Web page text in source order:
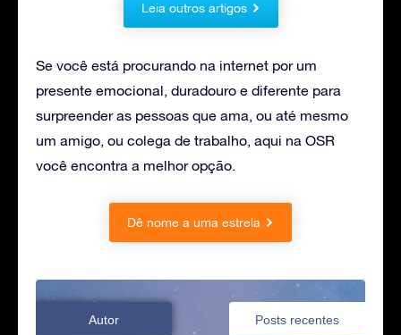
Leia outros artigos
Se você está procurando na internet por um
presente emocional, duradouro e diferente para
surpreender as pessoas que ama, ou até mesmo
um amigo, ou colega de trabalho, aqui na OSR
você encontra a melhor opção.
Dê nome a uma estrela
Autor Posts recentes